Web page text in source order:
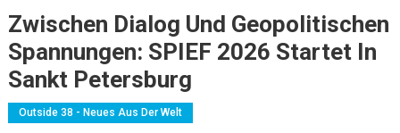
Zwischen Dialog Und Geopolitischen
Spannungen: SPIEF 2026 Startet In
Sankt Petersburg
Outside 38 - Neues Aus Der Welt